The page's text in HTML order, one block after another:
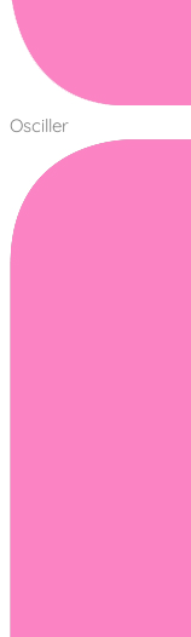
Osciller